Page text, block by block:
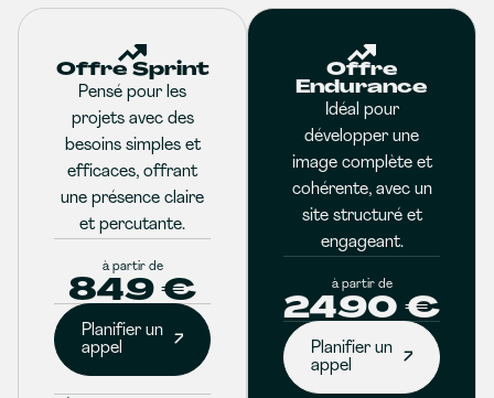
Offre Sprint
Pensé pour les
projets avec des
besoins simples et
efficaces, offrant
une présence claire
et percutante.
à partir de
849 €
Planifier un
appel
Offre
Endurance
Idéal pour
développer une
image complète et
cohérente, avec un
site structuré et
engageant.
à partir de
2490 €
Planifier un
appel